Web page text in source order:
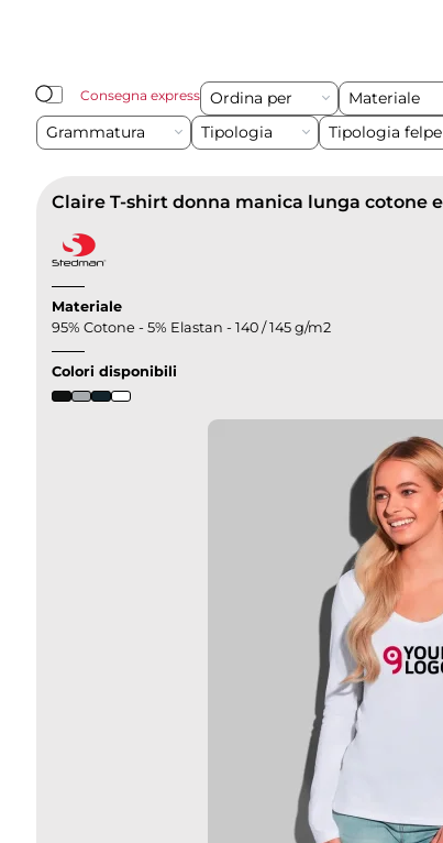
Consegna express Ordina per Materiale
Grammatura
Tipologia Tipologia felpe
Materiale
95% Cotone - 5% Elastan - 140 / 145 g/m2
Colori disponibili